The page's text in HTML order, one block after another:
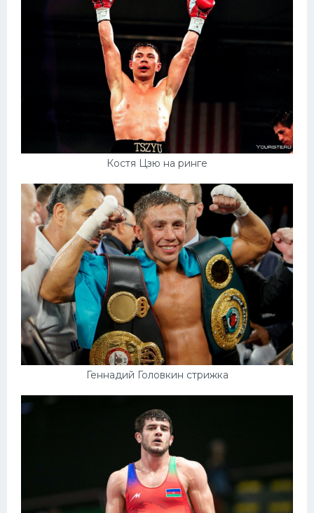
Костя Цзю на ринге
Геннадий Головкин стрижка